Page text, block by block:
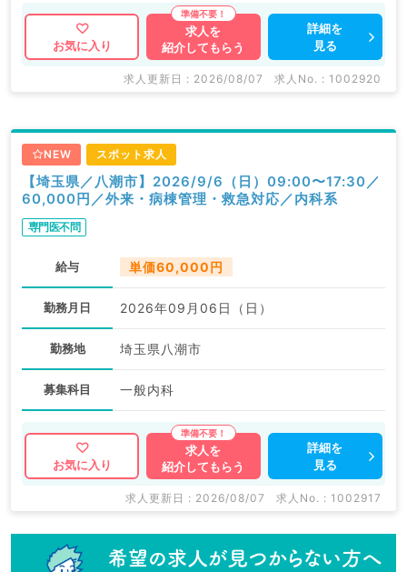
お気に入り
求人を
紹介してもらう
詳細を
見る
求人更新日 : 2026/08/07 求人No. : 1002920
NEW スポット求人
【埼玉県／八潮市】2026/9/6（日）09:00〜17:30／
60,000円／外来・病棟管理・救急対応／内科系
専門医不問
給与 単価60,000円
勤務月日 2026年09月06日（日）
勤務地 埼玉県八潮市
募集科目 一般内科
お気に入り
求人を
紹介してもらう
詳細を
見る
求人更新日 : 2026/08/07 求人No. : 1002917